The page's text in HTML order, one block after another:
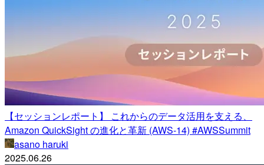
【セッションレポート】 これからのデータ活用を支える、
Amazon QuickSight の進化と革新 (AWS-14) #AWSSummit
asano haruki
2025.06.26